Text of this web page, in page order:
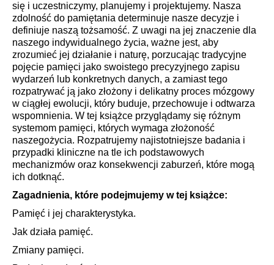
się i uczestniczymy, planujemy i projektujemy. Nasza
zdolność do pamiętania determinuje nasze decyzje i
definiuje naszą tożsamość. Z uwagi na jej znaczenie dla
naszego indywidualnego życia, ważne jest, aby
zrozumieć jej działanie i naturę, porzucając tradycyjne
pojęcie pamięci jako swoistego precyzyjnego zapisu
wydarzeń lub konkretnych danych, a zamiast tego
rozpatrywać ją jako złożony i delikatny proces mózgowy
w ciągłej ewolucji, który buduje, przechowuje i odtwarza
wspomnienia. W tej książce przyglądamy się różnym
systemom pamięci, których wymaga złożoność
naszegożycia. Rozpatrujemy najistotniejsze badania i
przypadki kliniczne na tle ich podstawowych
mechanizmów oraz konsekwencji zaburzeń, które mogą
ich dotknąć.
Zagadnienia, które podejmujemy w tej książce:
Pamięć i jej charakterystyka.
Jak działa pamięć.
Zmiany pamięci.